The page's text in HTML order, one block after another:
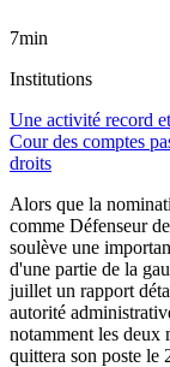
7min
Institutions
Une activité record
Cour des comptes
droits
Alors que la
comme Défenseur
soulève une
d'une partie de la
juillet un rapport
autorité
notamment les deux
quittera son poste le